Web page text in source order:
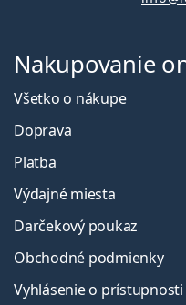
Nakupovanie
Všetko o nákupe
Doprava
Platba
Výdajné miesta
Darčekový poukaz
Obchodné podmienky
Vyhlásenie o